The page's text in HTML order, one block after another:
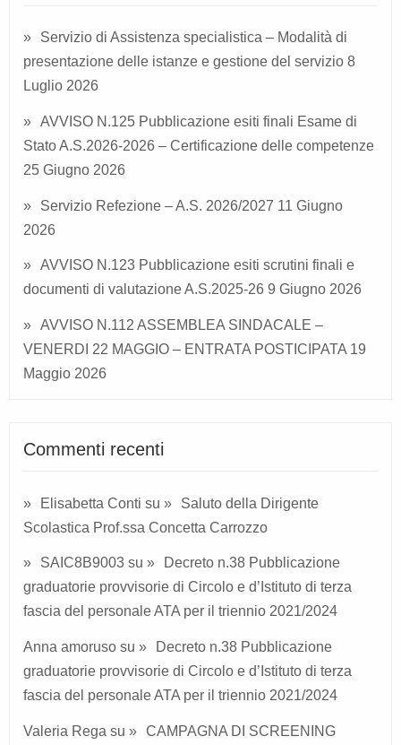
Servizio di Assistenza specialistica – Modalità di
presentazione delle istanze e gestione del servizio 8
Luglio 2026
AVVISO N.125 Pubblicazione esiti finali Esame di
Stato A.S.2026-2026 – Certificazione delle competenze
25 Giugno 2026
Servizio Refezione – A.S. 2026/2027 11 Giugno
2026
AVVISO N.123 Pubblicazione esiti scrutini finali e
documenti di valutazione A.S.2025-26 9 Giugno 2026
AVVISO N.112 ASSEMBLEA SINDACALE –
VENERDI 22 MAGGIO – ENTRATA POSTICIPATA 19
Maggio 2026
Commenti recenti
Elisabetta Conti su
Saluto della Dirigente
Scolastica Prof.ssa Concetta Carrozzo
SAIC8B9003 su
Decreto n.38 Pubblicazione
graduatorie provvisorie di Circolo e d’Istituto di terza
fascia del personale ATA per il triennio 2021/2024
Anna amoruso su
Decreto n.38 Pubblicazione
graduatorie provvisorie di Circolo e d’Istituto di terza
fascia del personale ATA per il triennio 2021/2024
Valeria Rega su
CAMPAGNA DI SCREENING